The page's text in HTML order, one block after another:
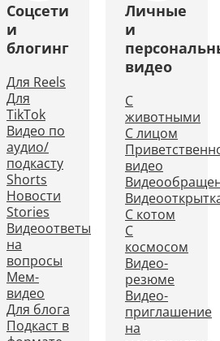
Соцсети
и
блогинг
Для Reels
Для
TikTok
Видео по
аудио/
подкасту
Shorts
Новости
Stories
Видеоответы
на
вопросы
Мем-
видео
Для блога
Подкаст в
Личные
и
видео
С
животными
С лицом
видео
С котом
С
космосом
Видео-
резюме
Видео-
приглашение
на